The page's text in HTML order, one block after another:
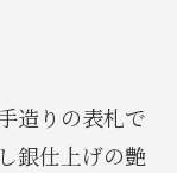
造りの表札で
銀仕上げの艶